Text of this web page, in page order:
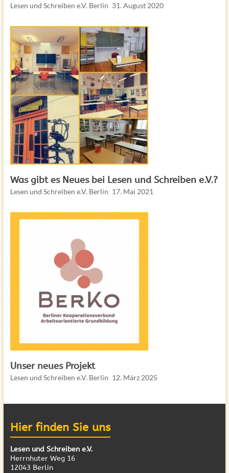
Lesen und Schreiben e.V. Berlin 31. August 2020
Was gibt es Neues bei Lesen und Schreiben e.V.?
Lesen und Schreiben e.V. Berlin 17. Mai 2021
Unser neues Projekt
Lesen und Schreiben e.V. Berlin 12. März 2025
Hier finden Sie uns
Lesen und Schreiben e.V.
Herrnhuter Weg 16
12043 Berlin